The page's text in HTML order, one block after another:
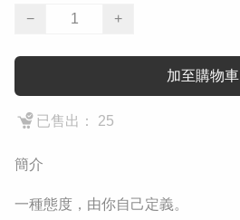
−
+
加至購物車
已售出： 25
簡介
​一種態度，由你自己定義。